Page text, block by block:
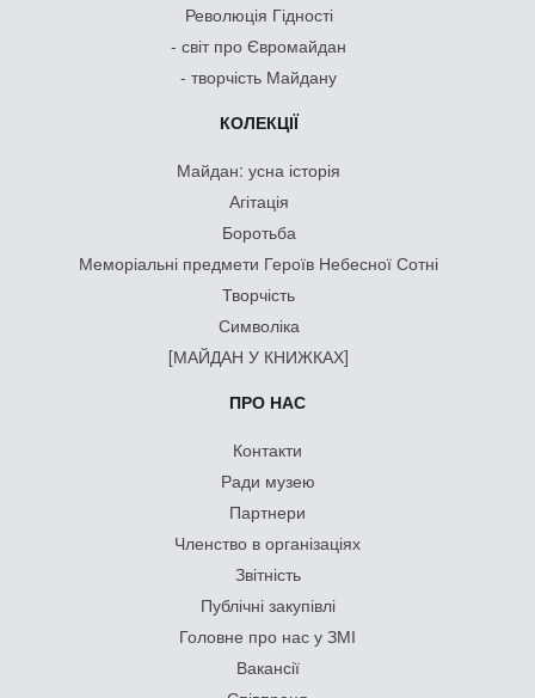
Революція Гідності
- світ про Євромайдан
- творчість Майдану
КОЛЕКЦІЇ
Майдан: усна історія
Агітація
Боротьба
Меморіальні предмети Героїв Небесної Сотні
Творчість
Символіка
[МАЙДАН У КНИЖКАХ]
ПРО НАС
Контакти
Ради музею
Партнери
Членство в організаціях
Звітність
Публічні закупівлі
Головне про нас у ЗМІ
Вакансії